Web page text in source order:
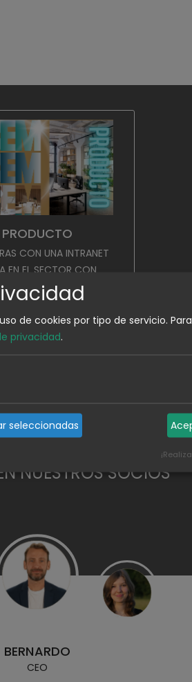
PRODUCTO
CON UNA INTRANET
EN EL SECTOR CON
A TODOS LOS
Y SERVICIOS QUE
NECESITAR.
NUESTROS SOCIOS
BERNARDO
CEO
de cookies por tipo de servicio.
privacidad.
seleccionadas